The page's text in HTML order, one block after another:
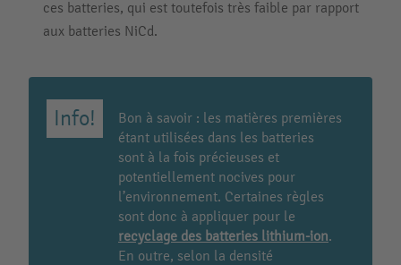
ces batteries, qui est toutefois très faible par rapport
aux batteries NiCd.
Bon à savoir : les matières premières
étant utilisées dans les batteries
sont à la fois précieuses et
potentiellement nocives pour
l’environnement. Certaines règles
sont donc à appliquer pour le
recyclage des batteries lithium-ion.
En outre, selon la densité